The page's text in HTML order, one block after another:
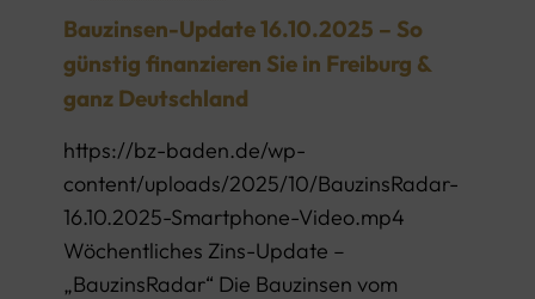
Bauzinsen-Update 16.10.2025 – So
günstig finanzieren Sie in Freiburg &
ganz Deutschland
https://bz-baden.de/wp-
content/uploads/2025/10/BauzinsRadar-
16.10.2025-Smartphone-Video.mp4
Wöchentliches Zins-Update –
„BauzinsRadar“ Die Bauzinsen vom